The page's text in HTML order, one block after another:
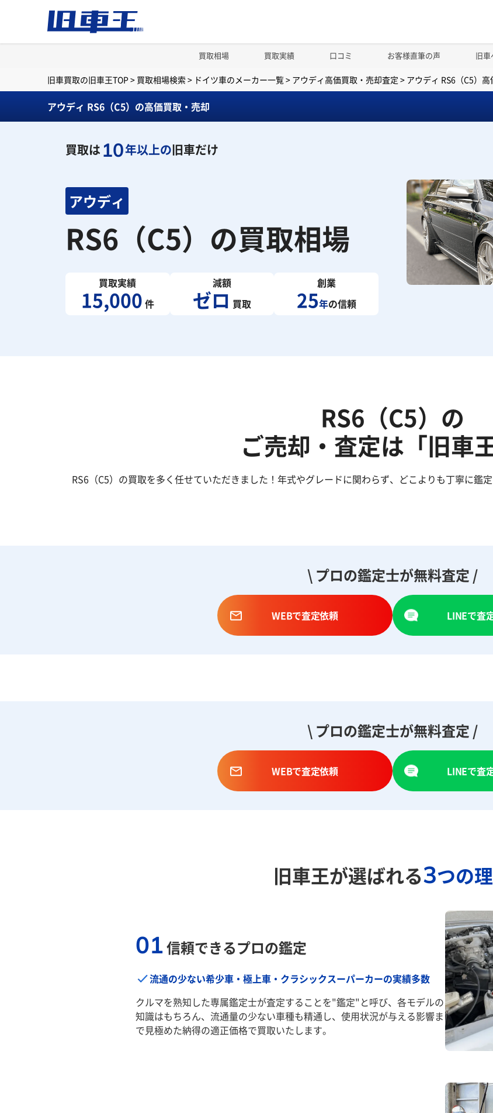
買取相場 買取実績 口コミ お客様直筆の声 旧車
旧車買取の旧車王TOP > 買取相場検索 > ドイツ車のメーカー一覧> アウディ高価買取・売却査定 > アウディ RS6（C5）
アウディ RS6（C5）の高価買取・売却
買取は10年以上の旧車だけ
アウディ
RS6（C5）の買取相場
買取実績
15,000 件
減額
ゼロ 買取
創業
25年の信頼
RS6（C5）の
ご売却・査定は「旧車
RS6（C5）の買取を多く任せていただきました！年式やグレードに関わらず、どこよりも丁寧に鑑定
\ プロの鑑定士が無料査定 /
WEBで査定依頼 LINEで査
\ プロの鑑定士が無料査定 /
WEBで査定依頼 LINEで査
旧車王が選ばれる3つの
01信頼できるプロの鑑定
流通の少ない希少車・極上車・クラシックスーパーカーの実績多数
クルマを熟知した専属鑑定士が査定することを"鑑定"と呼び、各モデルの
知識はもちろん、流通量の少ない車種も精通し、使用状況が与える影響ま
で見極めた納得の適正価格で買取いたします。